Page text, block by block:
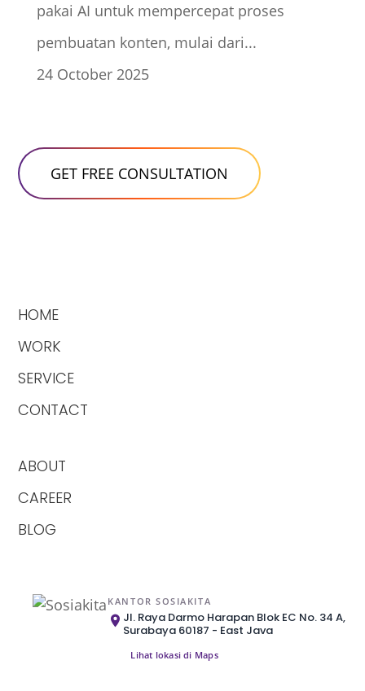
pakai AI untuk mempercepat proses
pembuatan konten, mulai dari...
24 October 2025
HOME
WORK
SERVICE
CONTACT
ABOUT
CAREER
BLOG
KANTOR SOSIAKITA
Jl. Raya Darmo Harapan Blok EC No. 34 A,
Surabaya 60187 - East Java
Lihat lokasi di Maps